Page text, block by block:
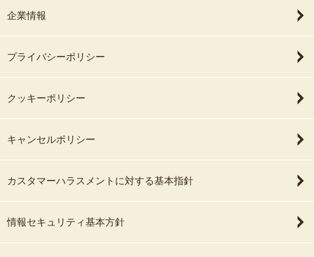
企業情報
プライバシーポリシー
クッキーポリシー
キャンセルポリシー
カスタマーハラスメントに対する基本指針
情報セキュリティ基本方針